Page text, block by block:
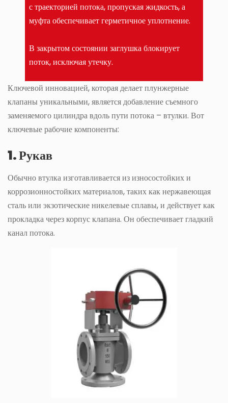
с траекторией потока, пропуская жидкость, а
муфта обеспечивает герметичное уплотнение.
В закрытом состоянии заглушка блокирует
поток, исключая утечку.
Ключевой инновацией, которая делает плунжерные
клапаны уникальными, является добавление съемного
заменяемого цилиндра вдоль пути потока – втулки. Вот
ключевые рабочие компоненты:
1. Рукав
Обычно втулка изготавливается из износостойких и
коррозионностойких материалов, таких как нержавеющая
сталь или экзотические никелевые сплавы, и действует как
прокладка через корпус клапана. Он обеспечивает гладкий
канал потока.